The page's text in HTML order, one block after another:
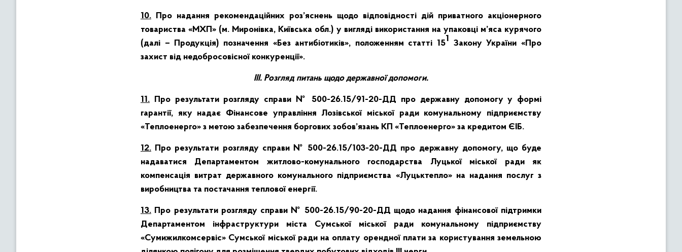
10. Про надання рекомендаційних роз’яснень щодо відповідності дій приватного акціонерного
товариства «МХП» (м. Миронівка, Київська обл.) у вигляді використання на упаковці м’яса курячого
(далі – Продукція) позначення «Без антибіотиків», положенням статті 151 Закону України «Про
захист від недобросовісної конкуренції».
ІІІ. Розгляд питань щодо державної допомоги.
11. Про результати розгляду справи № 500-26.15/91-20-ДД про державну допомогу у формі
гарантії, яку надає Фінансове управління Лозівської міської ради комунальному підприємству
«Теплоенерго» з метою забезпечення боргових зобов’язань КП «Теплоенерго» за кредитом ЄІБ.
12. Про результати розгляду справи № 500-26.15/103-20-ДД про державну допомогу, що буде
надаватися Департаментом житлово-комунального господарства Луцької міської ради як
компенсація витрат державного комунального підприємства «Луцьктепло» на надання послуг з
виробництва та постачання теплової енергії.
13. Про результати розгляду справи № 500-26.15/90-20-ДД щодо надання фінансової підтримки
Департаментом інфраструктури міста Сумської міської ради комунальному підприємству
«Сумижилкомсервіс» Сумської міської ради на оплату орендної плати за користування земельною